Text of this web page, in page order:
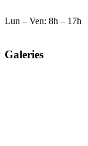
Lun – Ven: 8h – 17h
Galeries